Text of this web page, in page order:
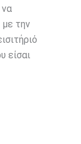
με την
είσαι